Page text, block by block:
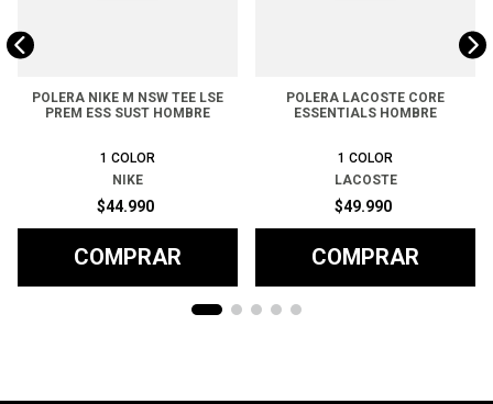
POLERA NIKE M NSW TEE LSE
PREM ESS SUST HOMBRE
1 COLOR
NIKE
$44.990
COMPRAR
POLERA LACOSTE CORE
ESSENTIALS HOMBRE
1 COLOR
LACOSTE
$49.990
COMPRAR